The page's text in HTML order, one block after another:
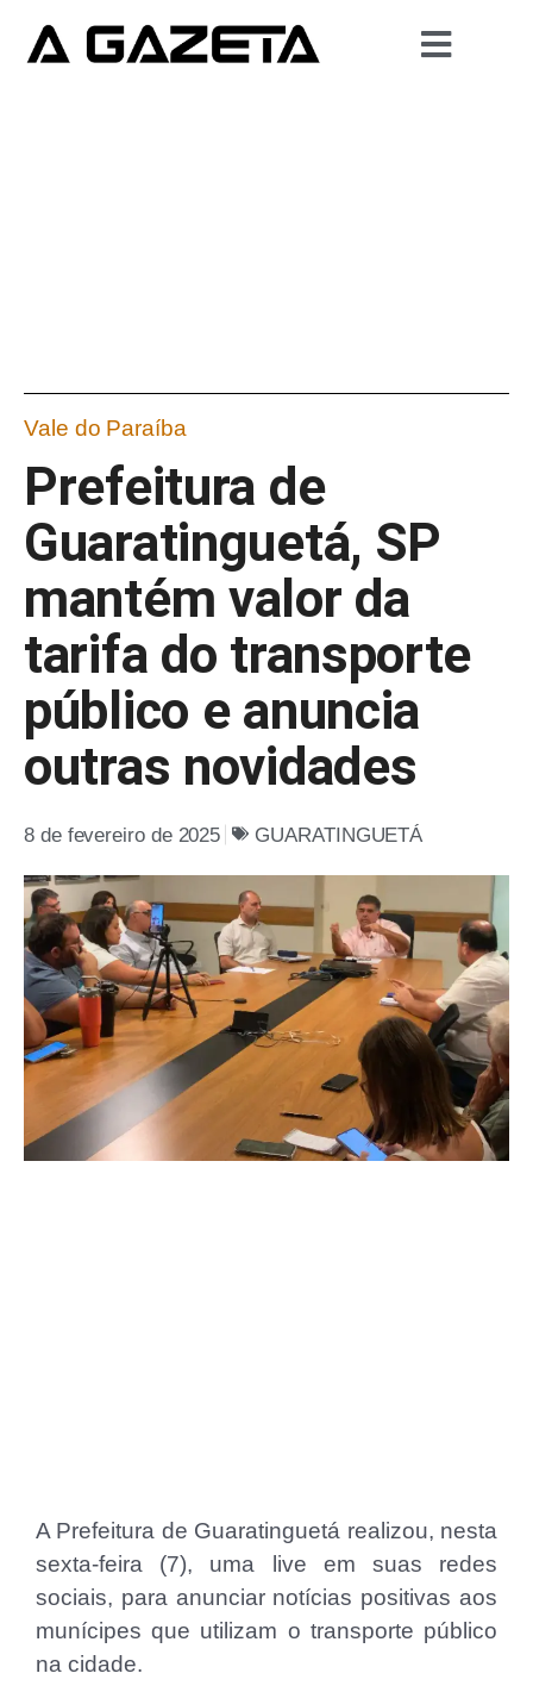
Vale do Paraíba
Prefeitura de
Guaratinguetá, SP
mantém valor da
tarifa do transporte
público e anuncia
outras novidades
8 de fevereiro de 2025 GUARATINGUETÁ
A Prefeitura de Guaratinguetá realizou, nesta
sexta-feira (7), uma live em suas redes
sociais, para anunciar notícias positivas aos
munícipes que utilizam o transporte público
na cidade.